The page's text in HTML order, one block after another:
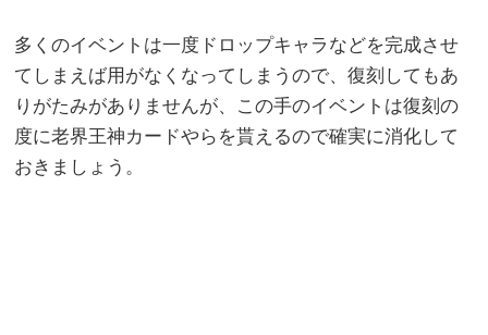
多くのイベントは一度ドロップキャラなどを完成させ
てしまえば用がなくなってしまうので、復刻してもあ
りがたみがありませんが、この手のイベントは復刻の
度に老界王神カードやらを貰えるので確実に消化して
おきましょう。